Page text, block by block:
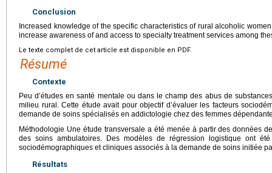
Conclusion
Increased knowledge of the specific characteristics of rural alcoholic
increase awareness of and access to specialty treatment services among
Le texte complet de cet article est disponible en PDF.
Résumé
Contexte
Peu d’études en santé mentale ou dans le champ des abus de
milieu rural. Cette étude avait pour objectif d’évaluer les facteurs
demande de soins spécialisés en addictologie chez des femmes
Méthodologie Une étude transversale a été menée à partir des données
des soins ambulatoires. Des modèles de régression logistique ont
sociodémographiques et cliniques associés à la demande de soins initiée
Résultats